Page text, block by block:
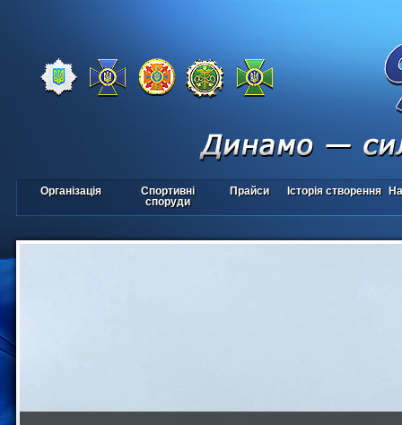
Організація
Спортивні
споруди
Прайси Історія створення